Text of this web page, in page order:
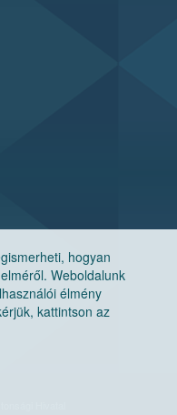
hogyan
Weboldalunk
élmény
kattintson az
Hivatal